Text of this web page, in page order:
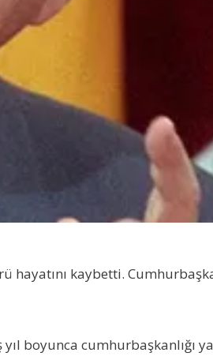
hayatını kaybetti.
boyunca cumhurbaşkanlığı